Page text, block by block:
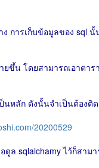
การเก็บข้อมูลของ sql
น โดยสามารถเอาตาร
หลัก ดังนั้นจำเป็นต้องติ
20200529
ดูล sqlalchamy ไว้ก็สา